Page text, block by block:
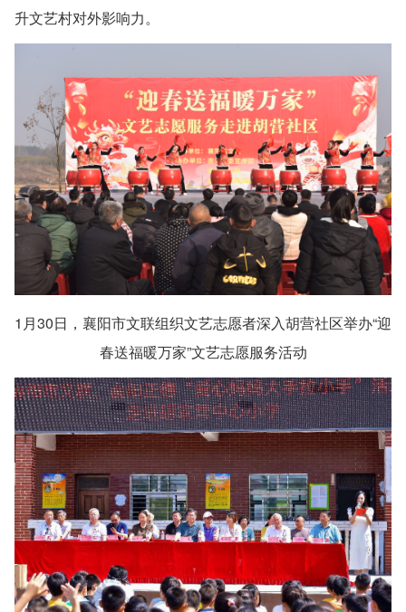
升文艺村对外影响力。
1月30日，襄阳市文联组织文艺志愿者深入胡营社区举办“迎
春送福暖万家”文艺志愿服务活动